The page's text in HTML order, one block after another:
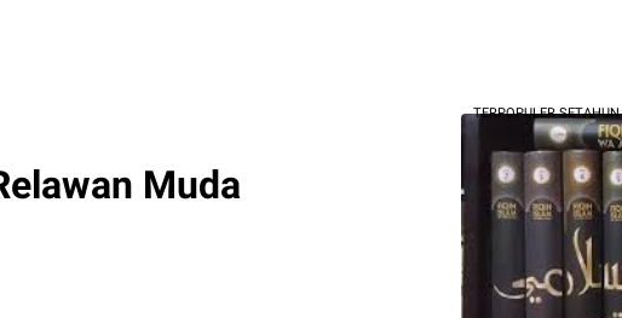
Muda
TERPOPULER SETAHUN